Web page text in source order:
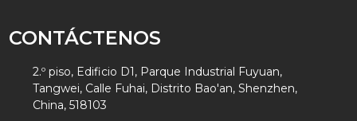
CONTÁCTENOS
2.º piso, Edificio D1, Parque Industrial Fuyuan,
Tangwei, Calle Fuhai, Distrito Bao'an, Shenzhen,
China, 518103